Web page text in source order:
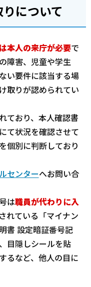
について
本人の来庁が必要で
障害、児童や学生
い要件に該当する場
取りが認められてい
ており、本人確認書
て状況を確認させて
個別に判断しており
センターへお問い合
は職員が代わりに入
れている「マイナン
書 設定暗証番号記
目隠しシールを貼
るなど、他人の目に